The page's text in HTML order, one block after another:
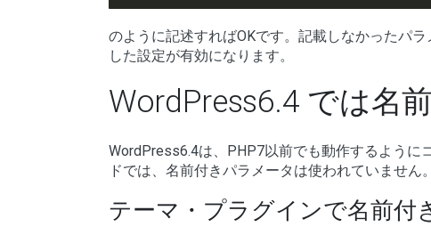
のように記述すればOKです。記載しなかったパ
した設定が有効になります。
WordPress6.4 では名
WordPress6.4は、PHP7以前でも動作するよう
ドでは、名前付きパラメータは使われていません。
テーマ・プラグインで名前付